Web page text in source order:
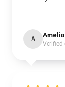
A Amelia
Verified